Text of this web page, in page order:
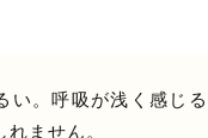
い。呼吸が浅く感じ
ません。